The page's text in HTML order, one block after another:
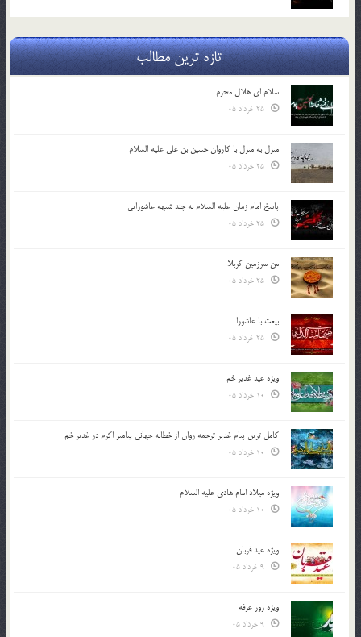
تازه ترین مطالب
سلام ای هلال محرم
منزل به منزل با کاروان حسین بن علی علیه السلام
پاسخ امام زمان علیه السلام به چند شبهه عاشورایی
من سرزمین کربلا
بیعت با عاشورا
ویژه عید غدیر خم
کامل ترین پیام غدیر ترجمه روان از خطابه جهانی پیامبر اکرم در غدیر خم
ویژه میلاد امام هادی علیه السلام
ویژه عید قربان
ویژه روز عرفه